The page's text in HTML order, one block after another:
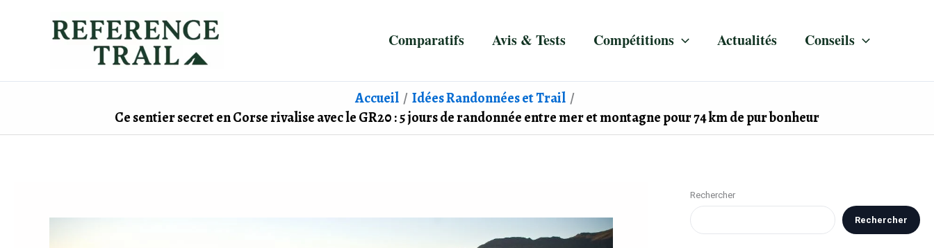
Comparatifs Avis & Tests Compétitions Actualités Conseils
Accueil
Idées Randonnées et Trail
Ce sentier secret en Corse rivalise avec le GR20 : 5 jours de randonnée entre mer et montagne pour 74 km de pur bonheur
Rechercher
Rechercher